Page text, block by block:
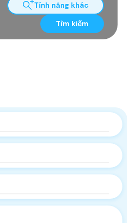
Tính năng khác
Tìm kiếm